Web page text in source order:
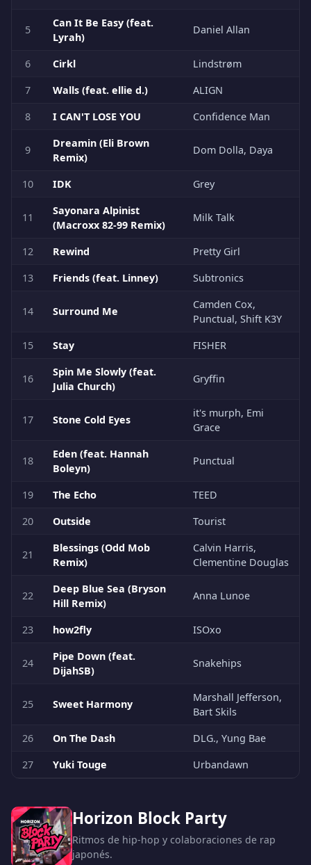
5
Can It Be Easy (feat.
Lyrah)
Daniel Allan
6 Cirkl
Lindstrøm
7
Walls (feat. ellie d.)
ALIGN
8
I CAN'T LOSE YOU Confidence Man
9
Dreamin (Eli Brown
Remix)
Dom Dolla, Daya
10 IDK Grey
11
Sayonara Alpinist
(Macroxx 82-99 Remix)
Milk Talk
12 Rewind
Pretty Girl
13
Friends (feat. Linney) Subtronics
14 Surround Me
Camden Cox,
Punctual, Shift K3Y
15
Stay FISHER
16
Spin Me Slowly (feat.
Julia Church)
Gryffin
17 Stone Cold Eyes
it's murph, Emi
Grace
18
Eden (feat. Hannah
Boleyn)
Punctual
19 The Echo
TEED
20
Outside Tourist
21
Blessings (Odd Mob
Remix)
Calvin Harris,
Clementine Douglas
22
Deep Blue Sea (Bryson
Hill Remix)
Anna Lunoe
23 how2fly ISOxo
24
Pipe Down (feat.
DijahSB)
Snakehips
25 Sweet Harmony
Marshall Jefferson,
Bart Skils
26
On The Dash
DLG., Yung Bae
27
Yuki Touge Urbandawn
Horizon Block Party
Ritmos de hip-hop y colaboraciones de rap
japonés.